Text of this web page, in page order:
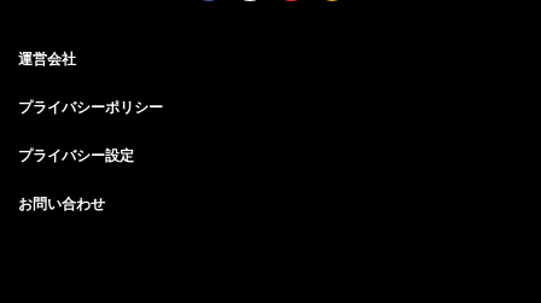
運営会社
プライバシーポリシー
プライバシー設定
お問い合わせ